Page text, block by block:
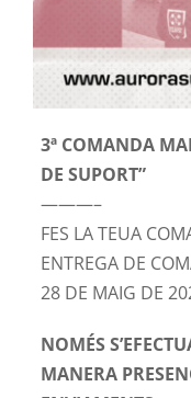
3ª COMANDA
DE SUPORT”
———–
FES LA TEUA
ENTREGA DE
28 DE MAIG DE
NOMÉS
MANERA